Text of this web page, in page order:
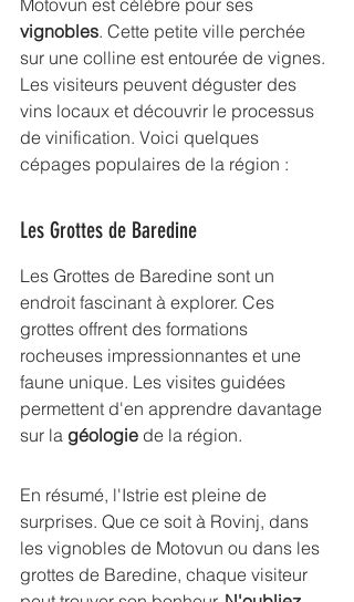
Motovun est célèbre pour ses
vignobles. Cette petite ville perchée
sur une colline est entourée de vignes.
Les visiteurs peuvent déguster des
vins locaux et découvrir le processus
de vinification. Voici quelques
cépages populaires de la région :
Les Grottes de Baredine
Les Grottes de Baredine sont un
endroit fascinant à explorer. Ces
grottes offrent des formations
rocheuses impressionnantes et une
faune unique. Les visites guidées
permettent d'en apprendre davantage
sur la géologie de la région.
En résumé, l'Istrie est pleine de
surprises. Que ce soit à Rovinj, dans
les vignobles de Motovun ou dans les
grottes de Baredine, chaque visiteur